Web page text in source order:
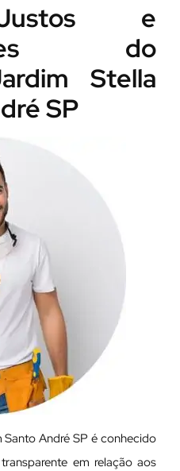
e
do
Stella
SP
André SP é conhecido
em relação aos